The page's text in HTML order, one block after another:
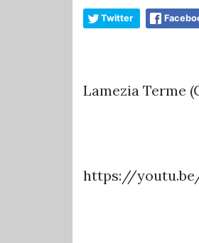
Twitter
Lamezia Terme
https://